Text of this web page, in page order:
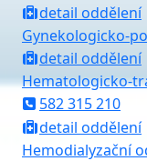
detail oddělení
Gynekologicko-
detail oddělení
Hematologicko-
582 315 210
detail oddělení
Hemodialyzační